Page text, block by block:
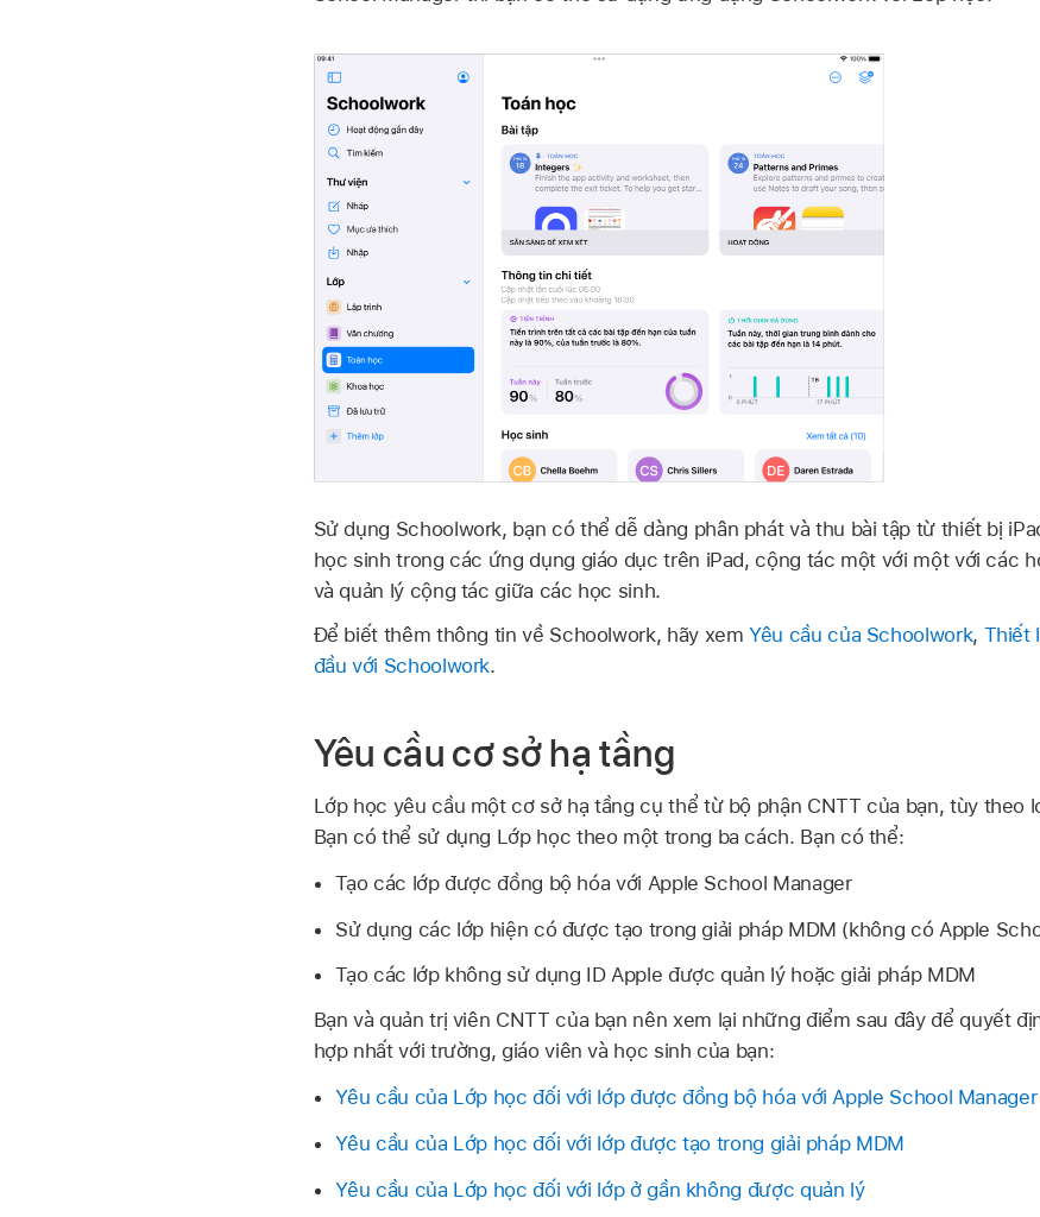
Sử dụng Schoolwork, bạn có thể dễ dàng phân phát và thu bài tập từ thiết bị
học sinh trong các ứng dụng giáo dục trên iPad, cộng tác một với một với các
và quản lý cộng tác giữa các học sinh.
Để biết thêm thông tin về Schoolwork, hãy xemYêu cầu của Schoolwork, Thiết
đầu với Schoolwork.
Yêu cầu cơ sở hạ tầng
Lớp học yêu cầu một cơ sở hạ tầng cụ thể từ bộ phận CNTT của bạn, tùy theo
Bạn có thể sử dụng Lớp học theo một trong ba cách. Bạn có thể:
Tạo các lớp được đồng bộ hóa với Apple School Manager
Sử dụng các lớp hiện có được tạo trong giải pháp MDM (không có Apple
Tạo các lớp không sử dụng ID Apple được quản lýhoặc giải pháp MDM
Bạn và quản trị viên CNTT của bạn nên xem lại những điểm sau đây để quyết
hợp nhất với trường, giáo viên và học sinh của bạn:
Yêu cầu của Lớp học đối với lớp được đồng bộ hóa với Apple School Manager
Yêu cầu của Lớp học đối với lớp được tạo trong giải pháp MDM
Yêu cầu của Lớp học đối với lớp ở gần không được quản lý